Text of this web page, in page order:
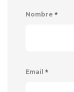
Nombre *
Email *